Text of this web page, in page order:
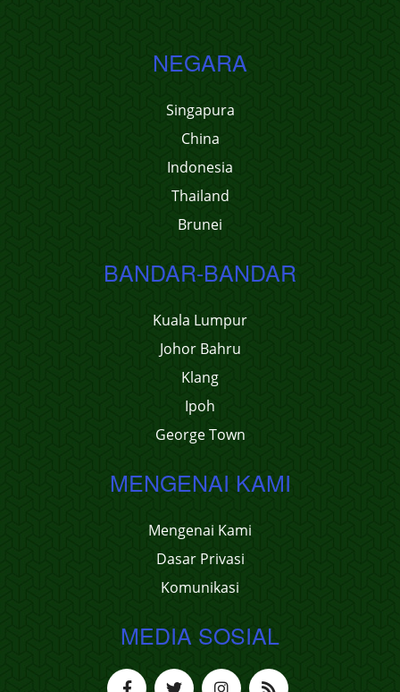
NEGARA
Singapura
China
Indonesia
Thailand
Brunei
BANDAR-BANDAR
Kuala Lumpur
Johor Bahru
Klang
Ipoh
George Town
MENGENAI KAMI
Mengenai Kami
Dasar Privasi
Komunikasi
MEDIA SOSIAL